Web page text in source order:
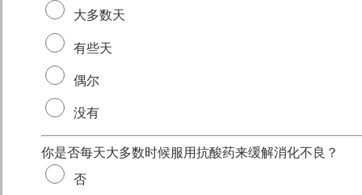
大多数天
有些天
偶尔
没有
你是否每天大多数时候服用抗酸药来缓解消化不良？
否